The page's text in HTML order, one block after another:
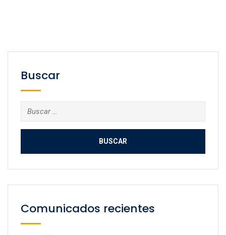
Buscar
Buscar:
Comunicados recientes